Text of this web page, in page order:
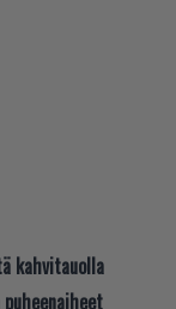
kahvitauolla